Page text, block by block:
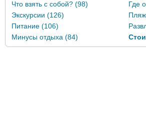
Что взять с собой? (98)
Где
Экскурсии (126)
Питание (106)
Минусы отдыха (84)